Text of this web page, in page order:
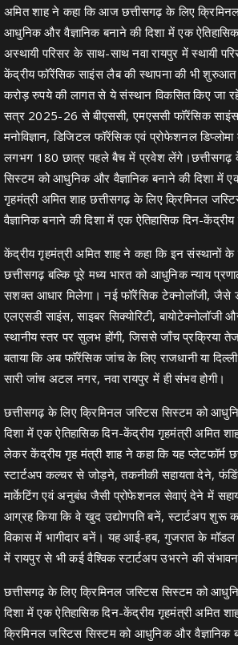
अमित शाह ने कहा कि आज छत्तीसगढ़ के लिए
आधुनिक और वैज्ञानिक बनाने की दिशा में एक
अस्थायी परिसर के साथ-साथ नवा रायपुर में स्थायी
केंद्रीय फॉरेंसिक साइंस लैब की स्थापना की भी
करोड़ रुपये की लागत से ये संस्थान विकसित किए जा
सत्र 2025-26 से बीएससी, एमएससी फॉरेंसिक साइंस,
मनोविज्ञान, डिजिटल फॉरेंसिक एवं प्रोफेशनल डिप्लोमा
लगभग 180 छात्र पहले बैच में प्रवेश लेंगे।छत्तीसगढ़
सिस्टम को आधुनिक और वैज्ञानिक बनाने की दिशा में
गृहमंत्री अमित शाह छत्तीसगढ़ के लिए क्रिमिनल
वैज्ञानिक बनाने की दिशा में एक ऐतिहासिक दिन-
केंद्रीय गृहमंत्री अमित शाह ने कहा कि इन संस्थानों के
छत्तीसगढ़ बल्कि पूरे मध्य भारत को आधुनिक न्याय
सशक्त आधार मिलेगा। नई फॉरेंसिक टेक्नोलॉजी, जैसे
एलएसडी साइंस, साइबर सिक्योरिटी,
स्थानीय स्तर पर सुलभ होंगी, जिससे जाँच प्रक्रिया
बताया कि अब फॉरेंसिक जांच के लिए राजधानी या
सारी जांच अटल नगर, नवा रायपुर में ही संभव होगी।
छत्तीसगढ़ के लिए क्रिमिनल जस्टिस सिस्टम को
दिशा में एक ऐतिहासिक दिन-केंद्रीय गृहमंत्री अमित
लेकर केंद्रीय गृह मंत्री शाह ने कहा कि यह प्लेटफॉर्म
स्टार्टअप कल्चर से जोड़ने, तकनीकी सहायता देने,
मार्केटिंग एवं अनुबंध जैसी प्रोफेशनल सेवाएं देने में
आग्रह किया कि वे खुद उद्योगपति बनें, स्टार्टअप शुरू
विकास में भागीदार बनें। यह आई-हब, गुजरात के
में रायपुर से भी कई वैश्विक स्टार्टअप उभरने की
छत्तीसगढ़ के लिए क्रिमिनल जस्टिस सिस्टम को
दिशा में एक ऐतिहासिक दिन-केंद्रीय गृहमंत्री अमित
क्रिमिनल जस्टिस सिस्टम को आधुनिक और वैज्ञानिक